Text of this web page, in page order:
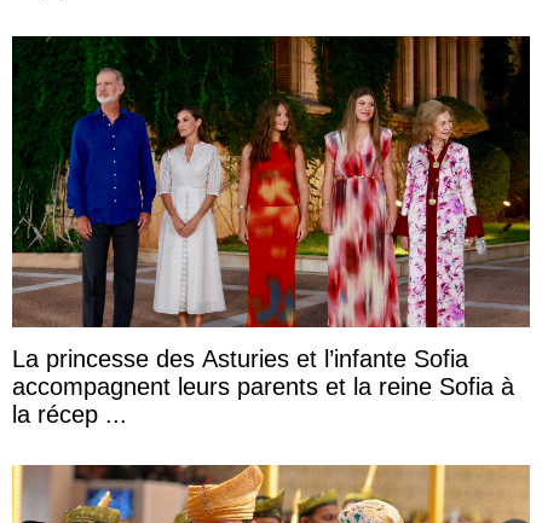
La princesse des Asturies et l’infante Sofia
accompagnent leurs parents et la reine Sofia à
la récep ...